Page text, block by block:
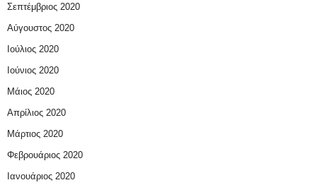
Σεπτέμβριος 2020
Αύγουστος 2020
Ιούλιος 2020
Ιούνιος 2020
Μάιος 2020
Απρίλιος 2020
Μάρτιος 2020
Φεβρουάριος 2020
Ιανουάριος 2020